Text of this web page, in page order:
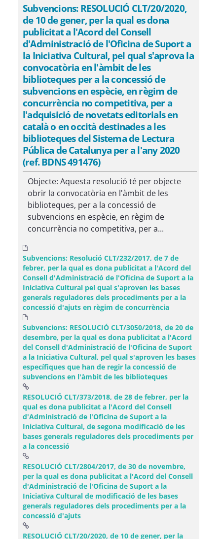
Subvencions: RESOLUCIÓ CLT/20/2020,
de 10 de gener, per la qual es dona
publicitat a l'Acord del Consell
d'Administració de l'Oficina de Suport a
la Iniciativa Cultural, pel qual s'aprova la
convocatòria en l'àmbit de les
biblioteques per a la concessió de
subvencions en espècie, en règim de
concurrència no competitiva, per a
l'adquisició de novetats editorials en
català o en occità destinades a les
biblioteques del Sistema de Lectura
Pública de Catalunya per a l'any 2020
(ref. BDNS 491476)
Objecte: Aquesta resolució té per objecte
obrir la convocatòria en l'àmbit de les
biblioteques, per a la concessió de
subvencions en espècie, en règim de
concurrència no competitiva, per a...
Subvencions: Resolució CLT/232/2017, de 7 de
febrer, per la qual es dona publicitat a l'Acord del
Consell d'Administració de l'Oficina de Suport a la
Iniciativa Cultural pel qual s'aproven les bases
generals reguladores dels procediments per a la
concessió d'ajuts en règim de concurrència
Subvencions: RESOLUCIÓ CLT/3050/2018, de 20 de
desembre, per la qual es dona publicitat a l'Acord
del Consell d'Administració de l'Oficina de Suport
a la Iniciativa Cultural, pel qual s'aproven les bases
específiques que han de regir la concessió de
subvencions en l'àmbit de les biblioteques
RESOLUCIÓ CLT/373/2018, de 28 de febrer, per la
qual es dona publicitat a l'Acord del Consell
d'Administració de l'Oficina de Suport a la
Iniciativa Cultural, de segona modificació de les
bases generals reguladores dels procediments per
a la concessió
RESOLUCIÓ CLT/2804/2017, de 30 de novembre,
per la qual es dona publicitat a l'Acord del Consell
d'Administració de l'Oficina de Suport a la
Iniciativa Cultural de modificació de les bases
generals reguladores dels procediments per a la
concessió d'ajuts(Obre una finestra nova)
RESOLUCIÓ CLT/20/2020, de 10 de gener, per la